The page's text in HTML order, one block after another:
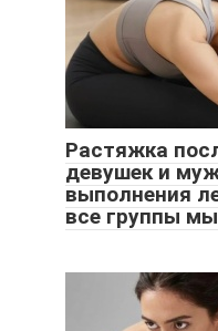
Растяжка
девушек и
выполнения
все группы